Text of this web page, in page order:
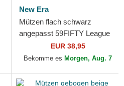
New Era
Mützen flach schwarz
angepasst 59FIFTY League
Essential der Los Angeles
Dodgers MLB von New Era
EUR 38,95
Bekomme es Morgen, Aug. 7